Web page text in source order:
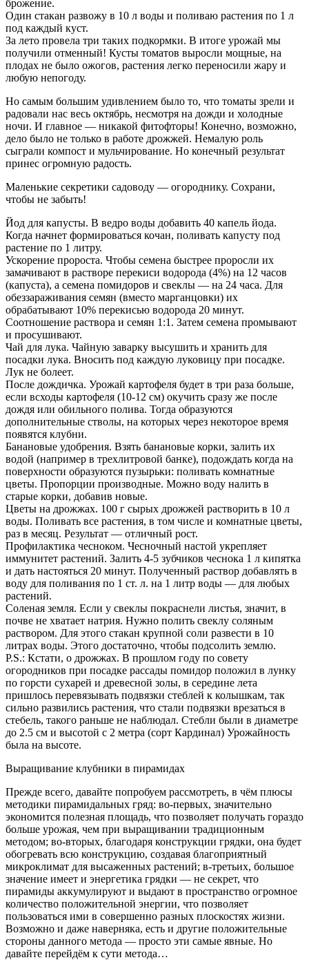
брожение.
Один стакан развожу в 10 л воды и поливаю растения по 1 л
под каждый куст.
За лето провела три таких подкормки. В итоге урожай мы
получили отменный! Кусты томатов выросли мощные, на
плодах не было ожогов, растения легко переносили жару и
любую непогоду.
Но самым большим удивлением было то, что томаты зрели и
радовали нас весь октябрь, несмотря на дожди и холодные
ночи. И главное — никакой фитофторы! Конечно, возможно,
дело было не только в работе дрожжей. Немалую роль
сыграли компост и мульчирование. Но конечный результат
принес огромную радость.
Маленькие секретики садоводу — огороднику. Сохрани,
чтобы не забыть!
Йод для капусты. В ведро воды добавить 40 капель йода.
Когда начнет формироваться кочан, поливать капусту под
растение по 1 литру.
Ускорение пророста. Чтобы семена быстрее проросли их
замачивают в растворе перекиси водорода (4%) на 12 часов
(капуста), а семена помидоров и свеклы — на 24 часа. Для
обеззараживания семян (вместо марганцовки) их
обрабатывают 10% перекисью водорода 20 минут.
Соотношение раствора и семян 1:1. Затем семена промывают
и просушивают.
Чай для лука. Чайную заварку высушить и хранить для
посадки лука. Вносить под каждую луковицу при посадке.
Лук не болеет.
После дождичка. Урожай картофеля будет в три раза больше,
если всходы картофеля (10-12 см) окучить сразу же после
дождя или обильного полива. Тогда образуются
дополнительные стволы, на которых через некоторое время
появятся клубни.
Банановые удобрения. Взять банановые корки, залить их
водой (например в трехлитровой банке), подождать когда на
поверхности образуются пузырьки: поливать комнатные
цветы. Пропорции производные. Можно воду налить в
старые корки, добавив новые.
Цветы на дрожжах. 100 г сырых дрожжей растворить в 10 л
воды. Поливать все растения, в том числе и комнатные цветы,
раз в месяц. Результат — отличный рост.
Профилактика чесноком. Чесночный настой укрепляет
иммунитет растений. Залить 4-5 зубчиков чеснока 1 л кипятка
и дать настояться 20 минут. Полученный раствор добавлять в
воду для поливания по 1 ст. л. на 1 литр воды — для любых
растений.
Соленая земля. Если у свеклы покраснели листья, значит, в
почве не хватает натрия. Нужно полить свеклу соляным
раствором. Для этого стакан крупной соли развести в 10
литрах воды. Этого достаточно, чтобы подсолить землю.
P.S.: Кстати, о дрожжах. В прошлом году по совету
огородников при посадке рассады помидор положил в лунку
по горсти сухарей и древесной золы, в середине лета
пришлось перевязывать подвязки стеблей к колышкам, так
сильно развились растения, что стали подвязки врезаться в
стебель, такого раньше не наблюдал. Стебли были в диаметре
до 2.5 см и высотой с 2 метра (сорт Кардинал) Урожайность
была на высоте.
Выращивание клубники в пирамидах
Прежде всего, давайте попробуем рассмотреть, в чём плюсы
методики пирамидальных гряд: во-первых, значительно
экономится полезная площадь, что позволяет получать гораздо
больше урожая, чем при выращивании традиционным
методом; во-вторых, благодаря конструкции грядки, она будет
обогревать всю конструкцию, создавая благоприятный
микроклимат для высаженных растений; в-третьих, большое
значение имеет и энергетика грядки — не секрет, что
пирамиды аккумулируют и выдают в пространство огромное
количество положительной энергии, что позволяет
пользоваться ими в совершенно разных плоскостях жизни.
Возможно и даже наверняка, есть и другие положительные
стороны данного метода — просто эти самые явные. Но
давайте перейдём к сути метода…